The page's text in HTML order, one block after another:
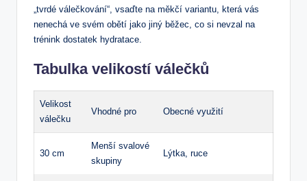
„tvrdé válečkování“, vsaďte na měkčí variantu, která vás
nenechá ve svém obětí jako jiný běžec, co si nevzal na
trénink dostatek hydratace.
Tabulka velikostí válečků
Velikost
válečku
Vhodné pro Obecné využití
30 cm
Menší svalové
skupiny
Lýtka, ruce